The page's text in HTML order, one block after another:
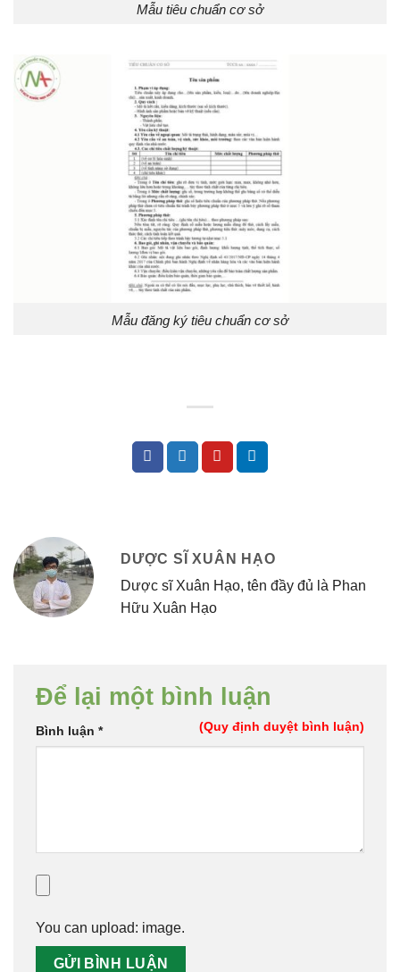
Mẫu tiêu chuẩn cơ sở
Mẫu đăng ký tiêu chuẩn cơ sở
DƯỢC SĨ XUÂN HẠO
Dược sĩ Xuân Hạo, tên đầy đủ là Phan
Hữu Xuân Hạo
Để lại một bình luận
(Quy định duyệt bình luận)
Bình luận *
You can upload: image.